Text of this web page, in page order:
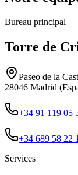
Bureau principal
Torre de
Paseo de la
28046 Madrid
+34 91 119 05
+34 689 58 22
Services